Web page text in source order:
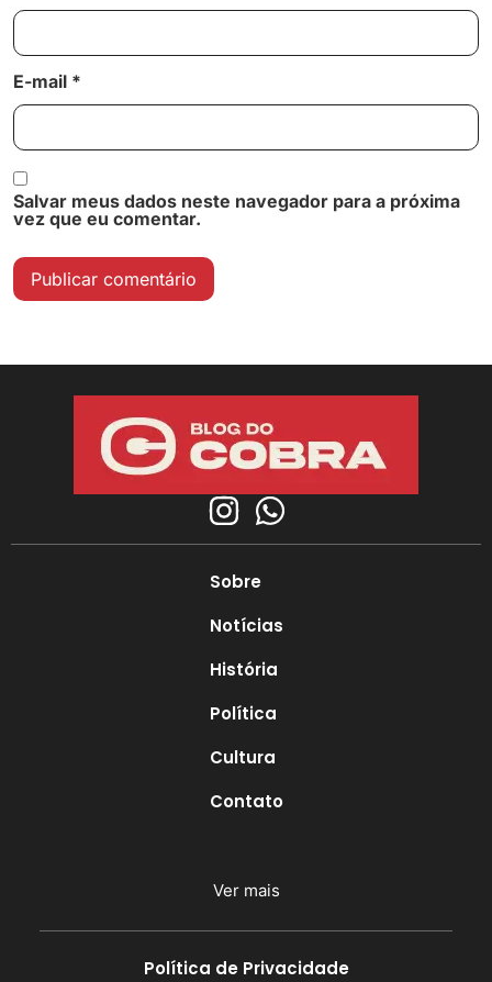
E-mail *
Salvar meus dados neste navegador para a próxima
vez que eu comentar.
Sobre
Notícias
História
Política
Cultura
Contato
Ver mais
Política de Privacidade